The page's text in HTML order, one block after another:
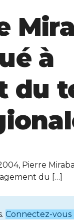
à
du
Pierre
du […]
Connectez-